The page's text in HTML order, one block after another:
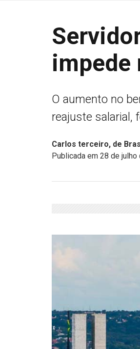
impede
O aumento no
reajuste salarial,
Carlos terceiro, de
Publicada em 28 de